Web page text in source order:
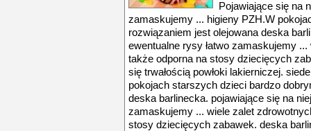
Pojawiające się na
zamaskujemy ... higieny PZH.W
rozwiązaniem jest olejowana deska
ewentualne rysy łatwo zamaskujemy
także odporna na stosy dziecięcych
się trwałością powłoki lakierniczej.
pokojach starszych dzieci bardzo
deska barlinecka. pojawiające się na
zamaskujemy ... wiele zalet
stosy dziecięcych zabawek. deska